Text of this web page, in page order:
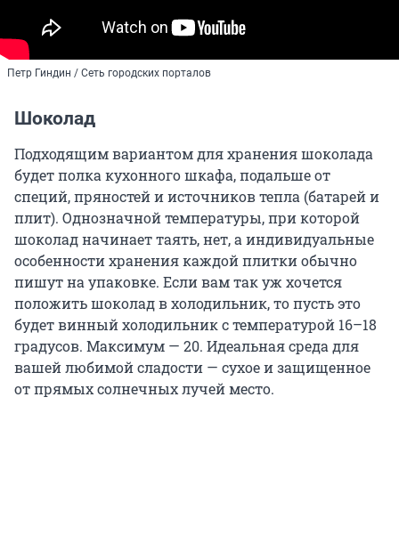
Петр Гиндин / Сеть городских порталов
Шоколад
Подходящим вариантом для хранения шоколада
будет полка кухонного шкафа, подальше от
специй, пряностей и источников тепла (батарей и
плит). Однозначной температуры, при которой
шоколад начинает таять, нет, а индивидуальные
особенности хранения каждой плитки обычно
пишут на упаковке. Если вам так уж хочется
положить шоколад в холодильник, то пусть это
будет винный холодильник с температурой 16–18
градусов. Максимум — 20. Идеальная среда для
вашей любимой сладости — сухое и защищенное
от прямых солнечных лучей место.